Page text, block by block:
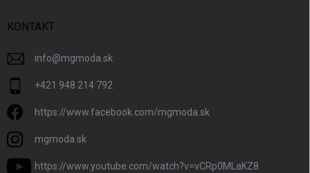
KONTAKT
info@mgmoda.sk
+421 948 214 792
https://www.facebook.com/mgmoda.sk
mgmoda.sk
https://www.youtube.com/watch?v=vCRp0MLaKZ8